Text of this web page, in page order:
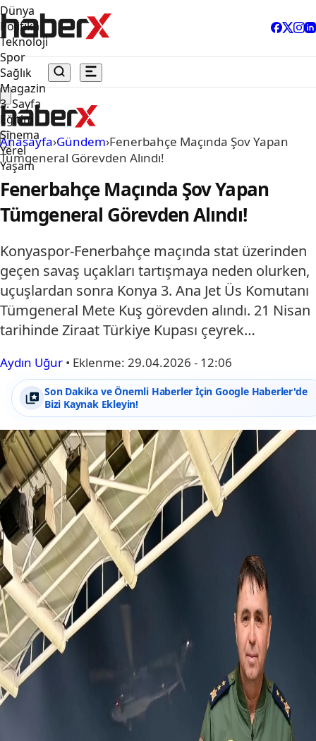
Dünya
Politika
Teknoloji
Spor
Sağlık
Magazin
3. Sayfa
Eğitim
Sinema
Yerel
Yaşam
Anasayfa›Gündem›Fenerbahçe Maçında Şov Yapan
Tümgeneral Görevden Alındı!
Fenerbahçe Maçında Şov Yapan
Tümgeneral Görevden Alındı!
Konyaspor-Fenerbahçe maçında stat üzerinden
geçen savaş uçakları tartışmaya neden olurken,
uçuşlardan sonra Konya 3. Ana Jet Üs Komutanı
Tümgeneral Mete Kuş görevden alındı. 21 Nisan
tarihinde Ziraat Türkiye Kupası çeyrek…
Aydın Uğur • Eklenme: 29.04.2026 - 12:06
Son Dakika ve Önemli Haberler İçin Google Haberler'de
Bizi Kaynak Ekleyin!